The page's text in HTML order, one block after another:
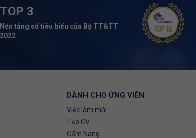
TOP 3
Nền tảng số tiêu biểu của Bộ TT&TT
2022
DÀNH CHO ỨNG VIÊN
Việc làm mới
Tạo CV
Cẩm Nang